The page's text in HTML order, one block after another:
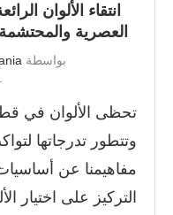
انتقاء الألوان
العصرية
بواسطة
تحظى الألوان في
وتتطور تدرجاتها
مفاهيمنا عن
التركيز على اختيار